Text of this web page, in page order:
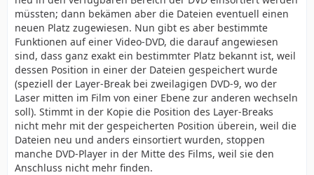
müssten; dann bekämen aber die Dateien eventuell einen
neuen Platz zugewiesen. Nun gibt es aber bestimmte
Funktionen auf einer Video-DVD, die darauf angewiesen
sind, dass ganz exakt ein bestimmter Platz bekannt ist, weil
dessen Position in einer der Dateien gespeichert wurde
(speziell der Layer-Break bei zweilagigen DVD-9, wo der
Laser mitten im Film von einer Ebene zur anderen wechseln
soll). Stimmt in der Kopie die Position des Layer-Breaks
nicht mehr mit der gespeicherten Position überein, weil die
Dateien neu und anders einsortiert wurden, stoppen
manche DVD-Player in der Mitte des Films, weil sie den
Anschluss nicht mehr finden.